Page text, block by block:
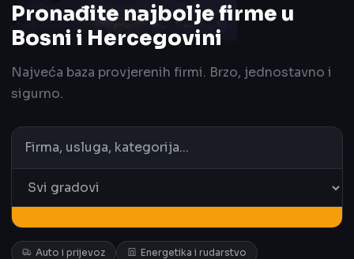
Pronađite najbolje firme u
Bosni i Hercegovini
Najveća baza provjerenih firmi. Brzo, jednostavno i
sigurno.
Auto i prijevoz
Energetika i rudarstvo